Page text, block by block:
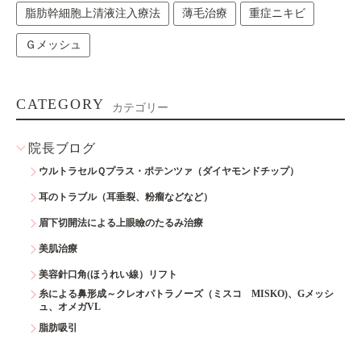
脂肪幹細胞上清液注入療法 薄毛治療 重症ニキビ
Ｇメッシュ
CATEGORY カテゴリー
院長ブログ
ウルトラセルＱプラス・ポテンツァ（ダイヤモンドチップ）
耳のトラブル（耳垂裂、粉瘤などなど）
眉下切開法による上眼瞼のたるみ治療
美肌治療
美容針口角(ほうれい線）リフト
糸による鼻形成～クレオパトラノーズ（ミスコ MISKO)、Gメッシ
ュ、オメガVL
脂肪吸引